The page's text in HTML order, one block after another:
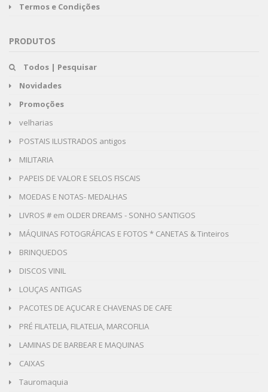
Termos e Condições
PRODUTOS
Todos | Pesquisar
Novidades
Promoções
velharias
POSTAIS ILUSTRADOS antigos
MILITARIA
PAPEIS DE VALOR E SELOS FISCAIS
MOEDAS E NOTAS- MEDALHAS
LIVROS # em OLDER DREAMS - SONHO SANTIGOS
MÁQUINAS FOTOGRÁFICAS E FOTOS * CANETAS & Tinteiros
BRINQUEDOS
DISCOS VINIL
LOUÇAS ANTIGAS
PACOTES DE AÇUCAR E CHAVENAS DE CAFE
PRÉ FILATELIA, FILATELIA, MARCOFILIA
LAMINAS DE BARBEAR E MAQUINAS
CAIXAS
Tauromaquia